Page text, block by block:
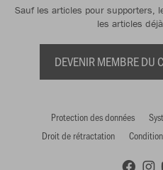
Sauf les articles pour supporters,
les articles
DEVENIR MEMBRE DU
Protection des données
Droit de rétractation